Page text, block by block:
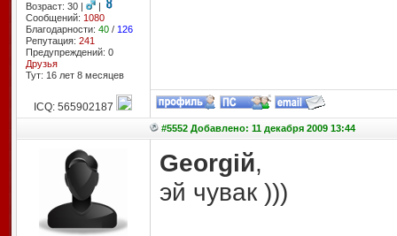
Возраст: 30 |
|
Сообщений: 1080
Благодарности: 40/ 126
Репутация: 241
Предупреждений: 0
Друзья
Тут: 16 лет 8 месяцев
ICQ: 565902187
#5552 Добавлено: 11 декабря 2009 13:44
Georgiй,
эй чувак )))